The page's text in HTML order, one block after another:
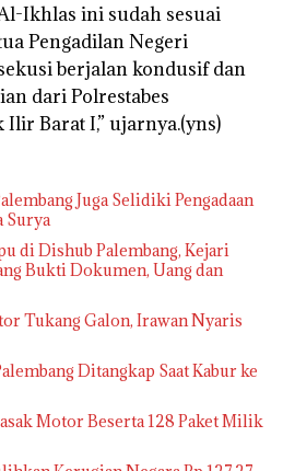
Ikhlas ini sudah sesuai
Pengadilan Negeri
berjalan kondusif dan
dari Polrestabes
Ilir Barat I,” ujarnya.(yns)
Juga Selidiki Pengadaan
Surya
di Dishub Palembang, Kejari
Bukti Dokumen, Uang dan
Tukang Galon, Irawan Nyaris
Ditangkap Saat Kabur ke
Motor Beserta 128 Paket Milik